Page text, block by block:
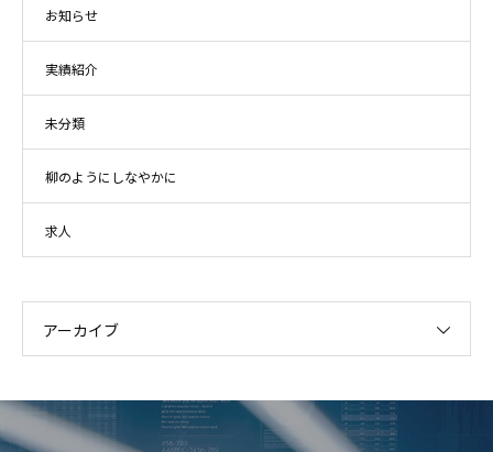
お知らせ
実績紹介
未分類
柳のようにしなやかに
求人
アーカイブ